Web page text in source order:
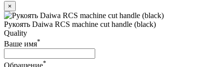
×
Рукоять Daiwa RCS machine cut handle (black)
Quality
Ваше имя*
Обращение*